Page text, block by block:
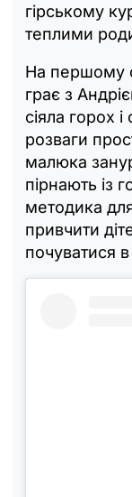
гірському
теплими
На першому
грає з
сіяла горох
розваги
малюка
пірнають із
методика
привчити
почуватися